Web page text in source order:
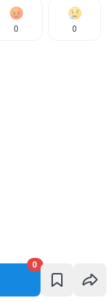
0
0 0